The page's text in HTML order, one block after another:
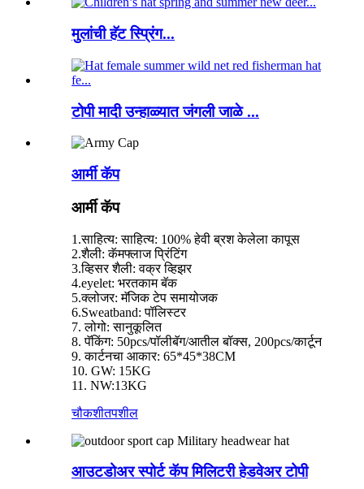
मुलांची हॅट स्प्रिंग...
टोपी मादी उन्हाळ्यात जंगली जाळे ...
आर्मी कॅप
आर्मी कॅप
1.साहित्य: साहित्य: 100% हेवी ब्रश केलेला कापूस
2.शैली: कॅमफ्लाज प्रिंटिंग
3.व्हिसर शैली: वक्र व्हिझर
4.eyelet: भरतकाम बॅक
5.क्लोजर: मॅजिक टेप समायोजक
6.Sweatband: पॉलिस्टर
7. लोगो: सानुकूलित
8. पॅकिंग: 50pcs/पॉलीबॅग/आतील बॉक्स, 200pcs/कार्टून
9. कार्टनचा आकार: 65*45*38CM
10. GW: 15KG
11. NW:13KG
चौकशीतपशील
आउटडोअर स्पोर्ट कॅप मिलिटरी हेडवेअर टोपी